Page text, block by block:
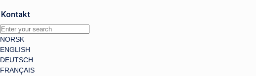
Kontakt
NORSK
ENGLISH
DEUTSCH
FRANÇAIS